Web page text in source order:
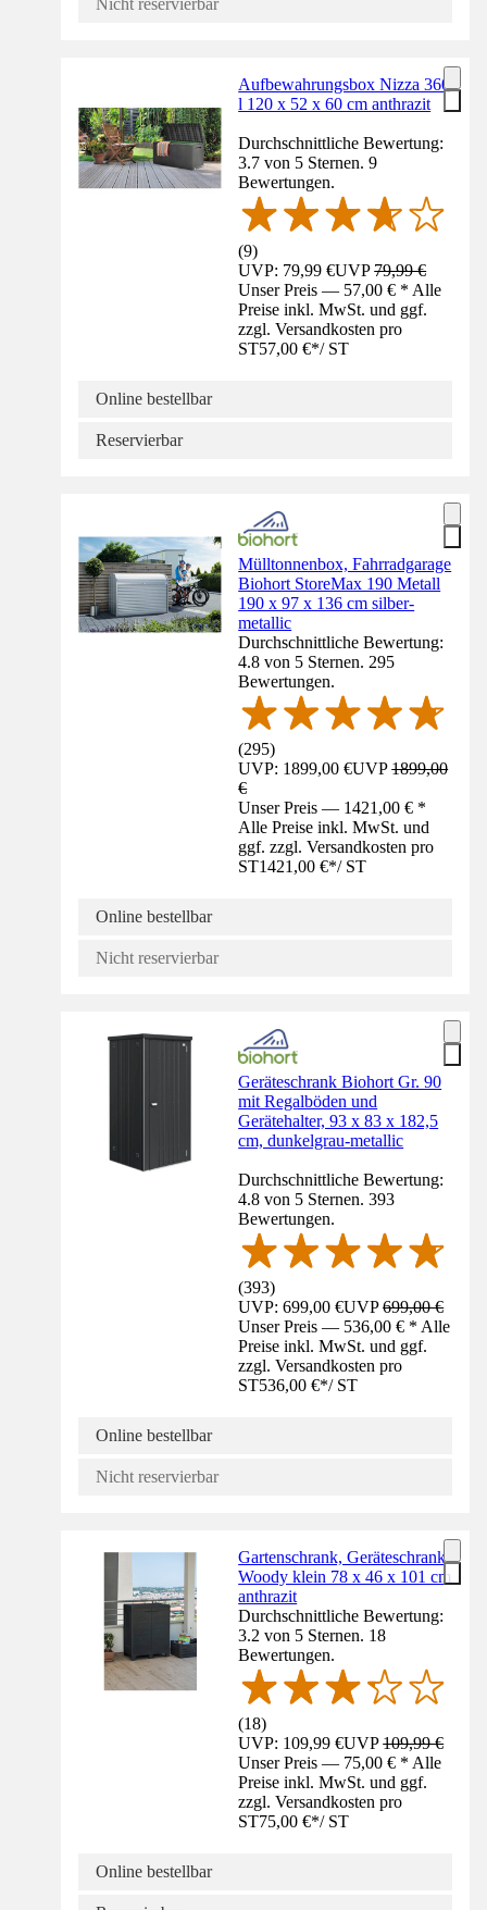
Aufbewahrungsbox Nizza 360
l 120 x 52 x 60 cm anthrazit
Durchschnittliche Bewertung:
3.7 von 5 Sternen. 9
Bewertungen.
(9)
UVP: 79,99 €UVP79,99 €
Unser Preis — 57,00 € * Alle
Preise inkl. MwSt. und ggf.
zzgl. Versandkosten pro
ST57,00 €*/ ST
Online bestellbar
Reservierbar
Mülltonnenbox, Fahrradgarage
Biohort StoreMax 190 Metall
190 x 97 x 136 cm silber-
metallic
Durchschnittliche Bewertung:
4.8 von 5 Sternen. 295
Bewertungen.
(295)
UVP: 1899,00 €UVP1899,00
€
Unser Preis — 1421,00 € *
Alle Preise inkl. MwSt. und
ggf. zzgl. Versandkosten pro
ST1421,00 €*/ ST
Online bestellbar
Nicht reservierbar
Geräteschrank Biohort Gr. 90
mit Regalböden und
Gerätehalter, 93 x 83 x 182,5
cm, dunkelgrau-metallic
Durchschnittliche Bewertung:
4.8 von 5 Sternen. 393
Bewertungen.
(393)
UVP: 699,00 €UVP699,00 €
Unser Preis — 536,00 € * Alle
Preise inkl. MwSt. und ggf.
zzgl. Versandkosten pro
ST536,00 €*/ ST
Online bestellbar
Nicht reservierbar
Gartenschrank, Geräteschrank
Woody klein 78 x 46 x 101 cm
anthrazit
Durchschnittliche Bewertung:
3.2 von 5 Sternen. 18
Bewertungen.
(18)
UVP: 109,99 €UVP109,99 €
Unser Preis — 75,00 € * Alle
Preise inkl. MwSt. und ggf.
zzgl. Versandkosten pro
ST75,00 €*/ ST
Online bestellbar